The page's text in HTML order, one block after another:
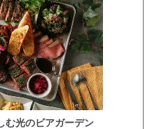
む光のビアガーデン